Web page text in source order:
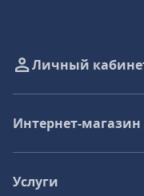
Личный
Интернет-магазин
Услуги